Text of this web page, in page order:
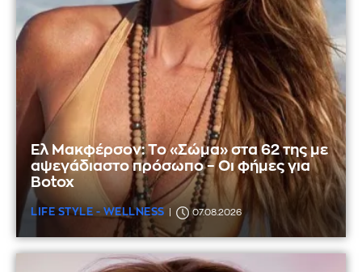
Ελ Μακφέρσον: Το «Σώμα» στα 62 της με
αψεγάδιαστο πρόσωπο – Οι φήμες για
Botox
LIFE STYLE - WELLNESS 07.08.2026